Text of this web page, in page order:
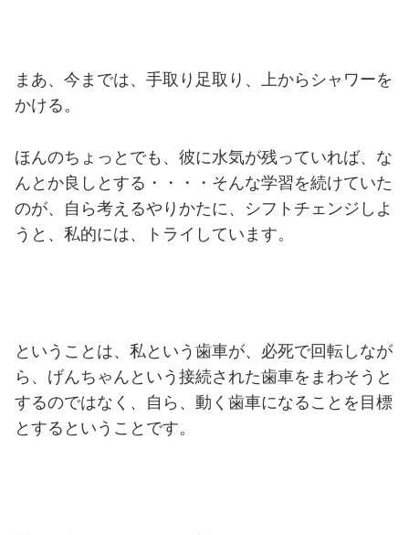
まあ、今までは、手取り足取り、上からシャワーを
かける。
ほんのちょっとでも、彼に水気が残っていれば、な
んとか良しとする・・・・そんな学習を続けていた
のが、自ら考えるやりかたに、シフトチェンジしよ
うと、私的には、トライしています。
ということは、私という歯車が、必死で回転しなが
ら、げんちゃんという接続された歯車をまわそうと
するのではなく、自ら、動く歯車になることを目標
とするということです。